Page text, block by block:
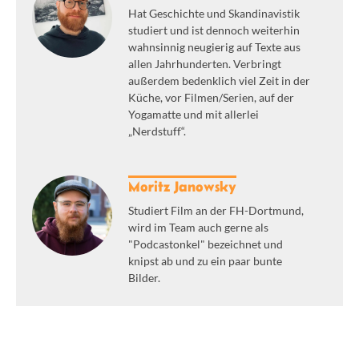
Hat Geschichte und Skandinavistik
studiert und ist dennoch weiterhin
wahnsinnig neugierig auf Texte aus
allen Jahrhunderten. Verbringt
außerdem bedenklich viel Zeit in der
Küche, vor Filmen/Serien, auf der
Yogamatte und mit allerlei
„Nerdstuff“.
Moritz Janowsky
Studiert Film an der FH-Dortmund,
wird im Team auch gerne als
"Podcastonkel" bezeichnet und
knipst ab und zu ein paar bunte
Bilder.